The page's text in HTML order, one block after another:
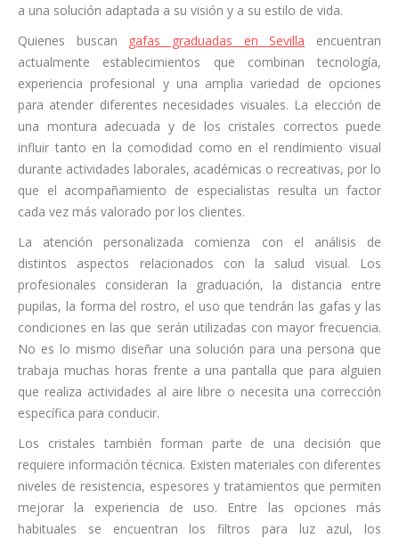
a una solución adaptada a su visión y a su estilo de vida.
Quienes buscan gafas graduadas en Sevilla encuentran
actualmente establecimientos que combinan tecnología,
experiencia profesional y una amplia variedad de opciones
para atender diferentes necesidades visuales. La elección de
una montura adecuada y de los cristales correctos puede
influir tanto en la comodidad como en el rendimiento visual
durante actividades laborales, académicas o recreativas, por lo
que el acompañamiento de especialistas resulta un factor
cada vez más valorado por los clientes.
La atención personalizada comienza con el análisis de
distintos aspectos relacionados con la salud visual. Los
profesionales consideran la graduación, la distancia entre
pupilas, la forma del rostro, el uso que tendrán las gafas y las
condiciones en las que serán utilizadas con mayor frecuencia.
No es lo mismo diseñar una solución para una persona que
trabaja muchas horas frente a una pantalla que para alguien
que realiza actividades al aire libre o necesita una corrección
específica para conducir.
Los cristales también forman parte de una decisión que
requiere información técnica. Existen materiales con diferentes
niveles de resistencia, espesores y tratamientos que permiten
mejorar la experiencia de uso. Entre las opciones más
habituales se encuentran los filtros para luz azul, los